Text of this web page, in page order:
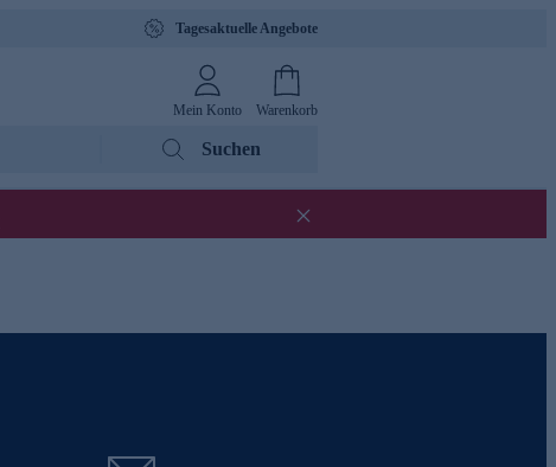
Tagesaktuelle Angebote
Mein Konto Warenkorb
Suchen